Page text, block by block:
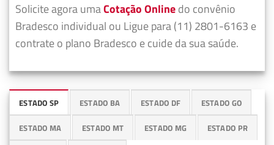
Solicite agora umaCotação Onlinedo convênio
Bradesco individual ou Ligue para (11) 2801-6163 e
contrate o plano Bradesco e cuide da sua saúde.
ESTADO SP ESTADO BA ESTADO DF ESTADO GO
ESTADO MA ESTADO MT ESTADO MG ESTADO PR